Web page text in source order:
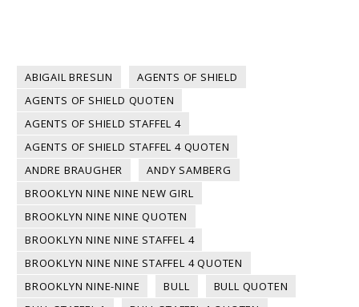
ABIGAIL BRESLIN
AGENTS OF SHIELD
AGENTS OF SHIELD QUOTEN
AGENTS OF SHIELD STAFFEL 4
AGENTS OF SHIELD STAFFEL 4 QUOTEN
ANDRE BRAUGHER
ANDY SAMBERG
BROOKLYN NINE NINE NEW GIRL
BROOKLYN NINE NINE QUOTEN
BROOKLYN NINE NINE STAFFEL 4
BROOKLYN NINE NINE STAFFEL 4 QUOTEN
BROOKLYN NINE-NINE
BULL
BULL QUOTEN